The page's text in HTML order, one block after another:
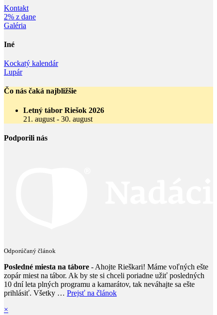
Kontakt
2% z dane
Galéria
Iné
Kockatý kalendár
Lupár
Čo nás čaká najbližšie
Letný tábor Riešok 2026
21. august - 30. august
Podporili nás
Odporúčaný článok
Posledné miesta na tábore - Ahojte Rieškari! Máme voľných ešte
zopár miest na tábor. Ak by ste si chceli poriadne užiť posledných
10 dní leta plných programu a kamarátov, tak neváhajte sa ešte
prihlásiť. Všetky … Prejsť na článok
×